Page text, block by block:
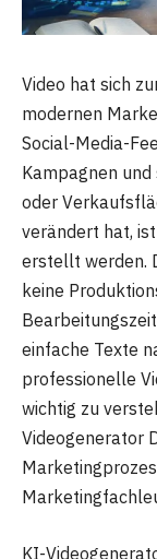
Video hat sich
modernen
Social-Media-
Kampagnen und
oder
verändert hat,
erstellt werden.
keine
einfache Texte
professionelle
wichtig zu
Videogenerator
KI-